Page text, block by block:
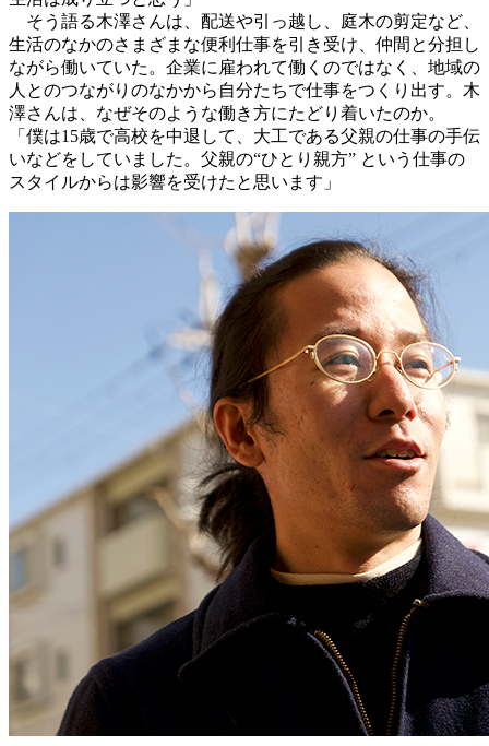
そう語る木澤さんは、配送や引っ越し、庭木の剪定など、
生活のなかのさまざまな便利仕事を引き受け、仲間と分担し
ながら働いていた。企業に雇われて働くのではなく、地域の
人とのつながりのなかから自分たちで仕事をつくり出す。木
澤さんは、なぜそのような働き方にたどり着いたのか。
「僕は15歳で高校を中退して、大工である父親の仕事の手伝
いなどをしていました。父親の“ひとり親方” という仕事の
スタイルからは影響を受けたと思います」